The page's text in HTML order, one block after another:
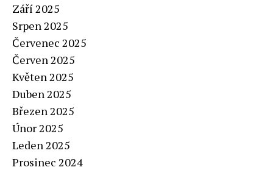
Září 2025
Srpen 2025
Červenec 2025
Červen 2025
Květen 2025
Duben 2025
Březen 2025
Únor 2025
Leden 2025
Prosinec 2024